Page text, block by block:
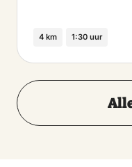
4 km 1:30 uur